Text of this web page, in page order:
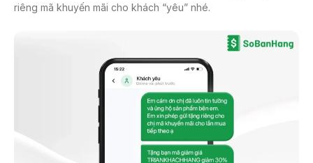
riêng mã khuyến mãi cho khách “yêu” nhé.